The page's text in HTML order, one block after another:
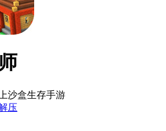
沙盒生存手游
压